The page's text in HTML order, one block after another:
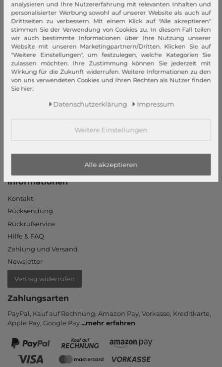
modeherz
Impressum
AGB
Widerrufsrecht
Datenschutzerklärung
Datenschutzeinstellungen
Barrierefreiheitserklärung
Login
Informationen
Kontakt
Rücksendung
Rückrufservice
Hilfe & FAQ
Zahlung und Versand
Newsletter
Vertrag widerrufen
Zahlungsarten
PayPal, Kauf auf Rechnung, Amazon Pay, Vor­kasse, Kredit­karte,
Apple Pay, Google Pay...mehr erfahren
analysieren und Ihre Nutzererfahrung mit relevanten Inhalten und
personalisierter Werbung sowohl auf unserer Website als auch auf
Drittseiten zu verbessern. Mit einem Klick auf "Alle akzeptieren"
stimmen Sie der Verwendung von Cookies zu. In diesem Fall teilen
wir auch bestimmte Informationen über Ihre Nutzung unserer
Website mit unseren Marketingpartnern/Dritten. Klicken Sie auf
"Weitere Einstellungen", um festzulegen, welche Kategorien Sie
zulassen möchten. Ihre Zustimmung können Sie jederzeit mit
Wirkung für die Zukunft widerrufen. Weitere Informationen zu den
von uns verwendeten Cookies und Ihren Rechten als Nutzer finden
Sie hier:
Daten­schutz­erklärung Impressum
Weitere Einstellungen
Alle akzeptieren